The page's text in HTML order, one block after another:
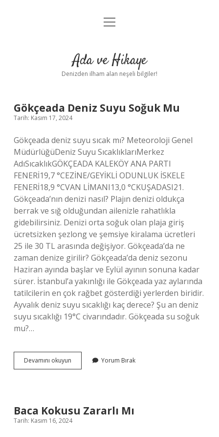
Anasayfa
Yasal Uyarı
menüyü
Ada ve Hikaye
Denizden ilham alan neşeli bilgiler!
Ada
ve
Hikaye
Yazılar
Gökçeada Deniz Suyu Soğuk Mu
Tarih: Kasım 17, 2024
Gökçeada deniz suyu sıcak mı? Meteoroloji Genel
MüdürlüğüDeniz Suyu SıcaklıklarıMerkez
AdıSıcaklıkGÖKÇEADA KALEKÖY ANA PARTI
FENERİ19,7 °CEZİNE/GEYİKLİ ODUNLUK İSKELE
FENERİ18,9 °CVAN LİMANI13,0 °CKUŞADASI21.
Gökçeada’nın denizi nasıl? Plajın denizi oldukça
berrak ve sığ olduğundan ailenizle rahatlıkla
gidebilirsiniz. Denizi orta soğuk olan plaja giriş
ücretsizken şezlong ve şemsiye kiralama ücretleri
25 ile 30 TL arasında değişiyor. Gökçeada’da ne
zaman denize girilir? Gökçeada’da deniz sezonu
Haziran ayında başlar ve Eylül ayının sonuna kadar
sürer. İstanbul’a yakınlığı ile Gökçeada yaz aylarında
tatilcilerin en çok rağbet gösterdiği yerlerden biridir.
Ayvalık deniz suyu sıcaklığı kaç derece? Şu an deniz
suyu sıcaklığı 19°C civarındadır. Gökçeada su soğuk
mu?…
Devamını okuyun Gökçeada
Deniz
Yorum Bırak
Baca Kokusu Zararlı Mı
Tarih: Kasım 16, 2024